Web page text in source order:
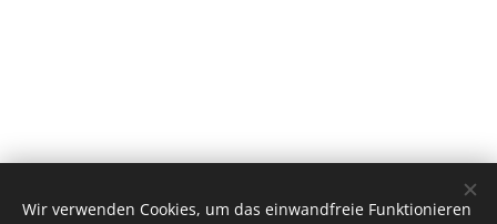
Wir verwenden Cookies, um das einwandfreie Funktionieren